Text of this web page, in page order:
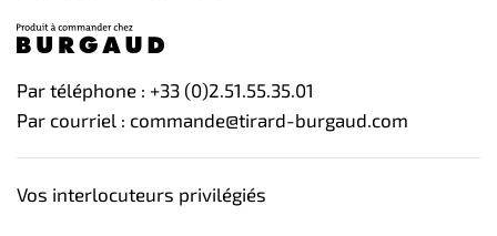
Par téléphone : +33 (0)2.51.55.35.01
Par courriel : commande@tirard-burgaud.com
Vos interlocuteurs privilégiés